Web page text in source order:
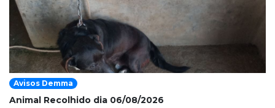
Avisos Demma
Animal Recolhido dia 06/08/2026